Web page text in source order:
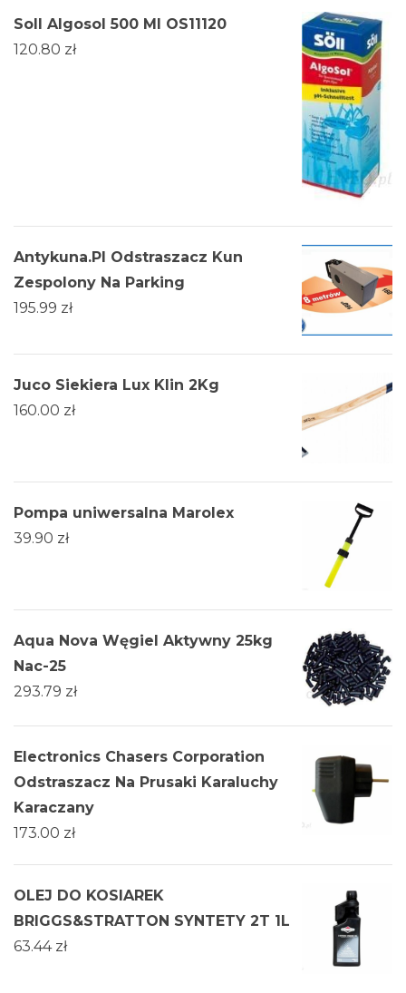
Soll Algosol 500 Ml OS11120
120.80 zł
Antykuna.Pl Odstraszacz Kun
Zespolony Na Parking
195.99 zł
Juco Siekiera Lux Klin 2Kg
160.00 zł
Pompa uniwersalna Marolex
39.90 zł
Aqua Nova Węgiel Aktywny 25kg
Nac-25
293.79 zł
Electronics Chasers Corporation
Odstraszacz Na Prusaki Karaluchy
Karaczany
173.00 zł
OLEJ DO KOSIAREK
BRIGGS&STRATTON SYNTETY 2T 1L
63.44 zł